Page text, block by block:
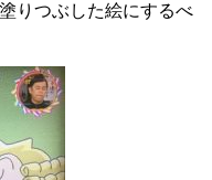
りつぶした絵にするべ